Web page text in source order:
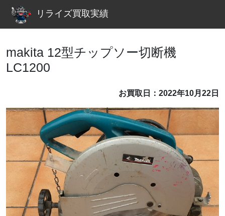
リライズ買取実績
makita 12型チップソー切断機
LC1200
お買取日：2022年10月22日